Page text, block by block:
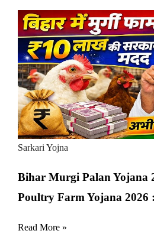
Sarkari Yojna
Bihar Murgi Palan Yojana
Poultry Farm Yojana 2026 :
Read More »